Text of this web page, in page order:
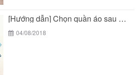
[Hướng dẫn] Chọn quần áo sau sinh cho mẹ...
04/08/2018